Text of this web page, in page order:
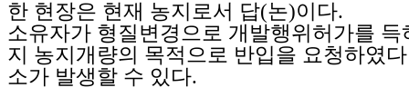
한 현장은 현재 농지로서 답(논)이다.
소유자가 형질변경으로 개발행위허가를 득
지 농지개량의 목적으로 반입을 요청하였
소가 발생할 수 있다.